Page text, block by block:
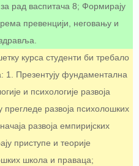
рад васпитача 8; Формирају
превенцији, неговању и
курса студенти би требало
1. Презентују фундаментална
и психологије развоја
прегледе развоја психолошких
развоја емпиријских
приступе и теорије
школа и праваца;